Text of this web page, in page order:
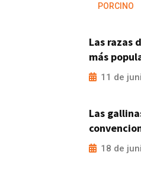
PORCINO
Las razas
más
11 de
Las
18 de